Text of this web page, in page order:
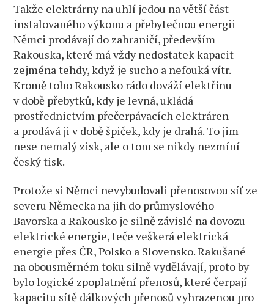
Takže elektrárny na uhlí jedou na větší část
instalovaného výkonu a přebytečnou energii
Němci prodávají do zahraničí, především
Rakouska, které má vždy nedostatek kapacit
zejména tehdy, když je sucho a nefouká vítr.
Kromě toho Rakousko rádo dováží elektřinu
v době přebytků, kdy je levná, ukládá
prostřednictvím přečerpávacích elektráren
a prodává ji v době špiček, kdy je drahá. To jim
nese nemalý zisk, ale o tom se nikdy nezmíní
český tisk.
Protože si Němci nevybudovali přenosovou síť ze
severu Německa na jih do průmyslového
Bavorska a Rakousko je silně závislé na dovozu
elektrické energie, teče veškerá elektrická
energie přes ČR, Polsko a Slovensko. Rakušané
na obousměrném toku silně vydělávají, proto by
bylo logické zpoplatnění přenosů, které čerpají
kapacitu sítě dálkových přenosů vyhrazenou pro